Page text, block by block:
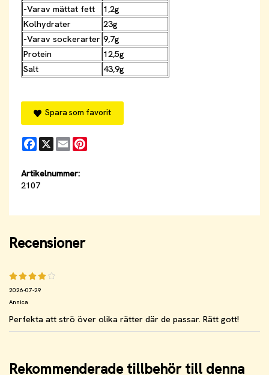
-Varav mättat fett
1,2g
Kolhydrater
23g
-Varav sockerarter 9,7g
Protein
12,5g
Salt
43,9g
Spara som favorit
Facebook
X Email
Artikelnummer:
2107
Recensioner
2026-07-29
Annica
Perfekta att strö över olika rätter där de passar. Rätt gott!
Rekommenderade tillbehör till denna